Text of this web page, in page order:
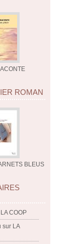
ROMAN
BLEUS
LA COOP
sur LA